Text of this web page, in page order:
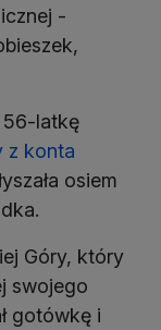
-
56-latkę
z konta
osiem
Góry, który
swojego
gotówkę i